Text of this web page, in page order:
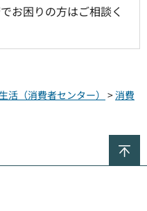
お困りの方はご相談く
活（消費者センター） >消費